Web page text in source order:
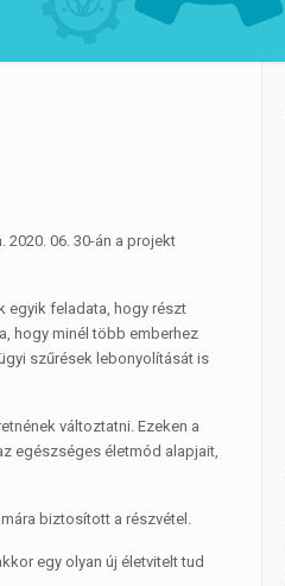
06. 30-án a projekt
egyik feladata, hogy részt
hogy minél több emberhez
szűrések lebonyolítását is
változtatni. Ezeken a
egészséges életmód alapjait,
biztosított a részvétel.
egy olyan új életvitelt tud